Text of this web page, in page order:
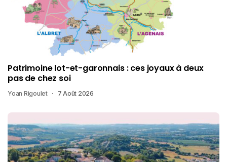
Patrimoine lot-et-garonnais : ces joyaux à deux
pas de chez soi
Yoan Rigoulet 7 Août 2026